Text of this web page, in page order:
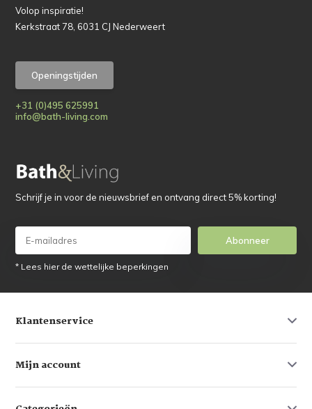
Volop inspiratie!
Kerkstraat 78, 6031 CJ Nederweert
Openingstijden
+31 (0)495 625991
info@bath-living.com
Schrijf je in voor de nieuwsbrief en ontvang direct 5% korting!
Abonneer
* Lees hier de wettelijke beperkingen
Klantenservice
Mijn account